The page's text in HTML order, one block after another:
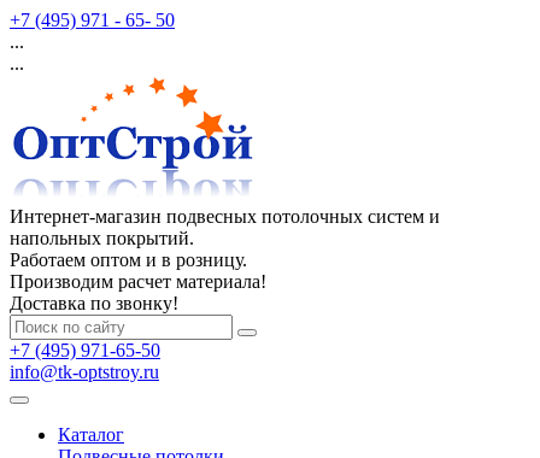
+7 (495) 971 - 65- 50
...
...
Интернет-магазин подвесных потолочных систем и
напольных покрытий.
Работаем оптом и в розницу.
Производим расчет материала!
Доставка по звонку!
+7 (495) 971-65-50
info@tk-optstroy.ru
Каталог